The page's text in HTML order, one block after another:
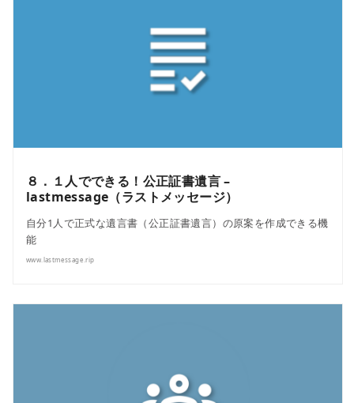
８．１人でできる！公正証書遺言 –
lastmessage（ラストメッセージ）
自分1人で正式な遺言書（公正証書遺言）の原案を作成できる機
能
www.lastmessage.rip